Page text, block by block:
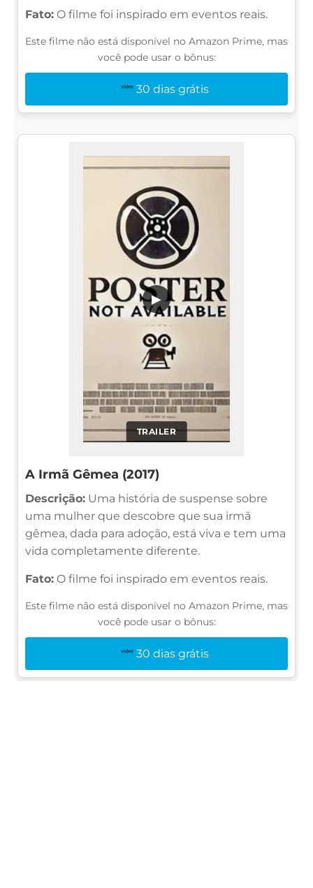
Fato: O filme foi inspirado em eventos reais.
Este filme não está disponível no Amazon Prime, mas
você pode usar o bônus:
30 dias grátis
TRAILER
▶
A Irmã Gêmea (2017)
Descrição: Uma história de suspense sobre
uma mulher que descobre que sua irmã
gêmea, dada para adoção, está viva e tem uma
vida completamente diferente.
Fato: O filme foi inspirado em eventos reais.
Este filme não está disponível no Amazon Prime, mas
você pode usar o bônus:
30 dias grátis